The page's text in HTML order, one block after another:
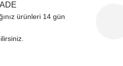
ürünleri 14 gün